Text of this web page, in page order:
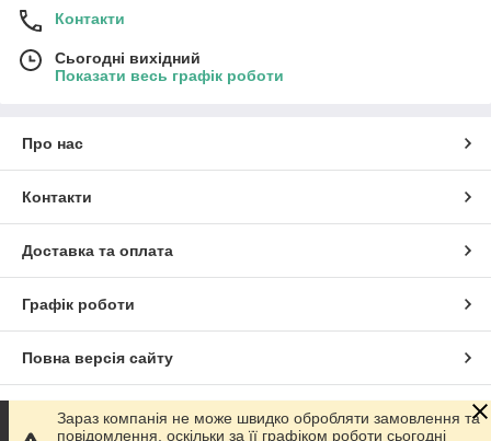
Контакти
Сьогодні вихідний
Показати весь графік роботи
Про нас
Контакти
Доставка та оплата
Графік роботи
Повна версія сайту
Сайт створено на маркетплейсіProm.ua
Зараз компанія не може швидко обробляти замовлення та
повідомлення, оскільки за її графіком роботи сьогодні